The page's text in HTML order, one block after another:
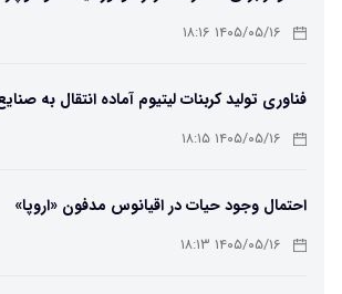
۱۴۰۵/۰۵/۱۶ ۱۸:۱۶
فناوری تولید کربنات لیتیوم آماده انتقال به
است۱۴۰۵/۰۵/۱۶ ۱۸:۱۵
احتمال وجود حیات در اقیانوس مدفون «اروپا»
۱۴۰۵/۰۵/۱۶ ۱۸:۱۳